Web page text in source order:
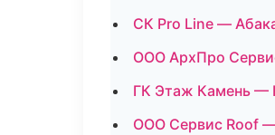
СК Pro Line —
ООО АрхПро
ГК Этаж Камень —
ООО Сервис Roof